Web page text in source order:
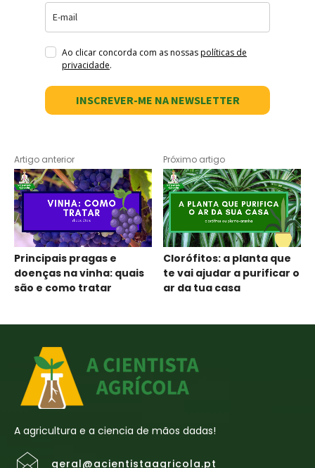
Ao clicar concorda com as nossaspolíticas de
privacidade.
INSCREVER-ME NA NEWSLETTER
Artigo anterior
Principais pragas e
doenças na vinha: quais
são e como tratar
Próximo artigo
Clorófitos: a planta que
te vai ajudar a purificar o
ar da tua casa
A agricultura e a ciencia de mãos dadas!
geral@acientistaagricola.pt